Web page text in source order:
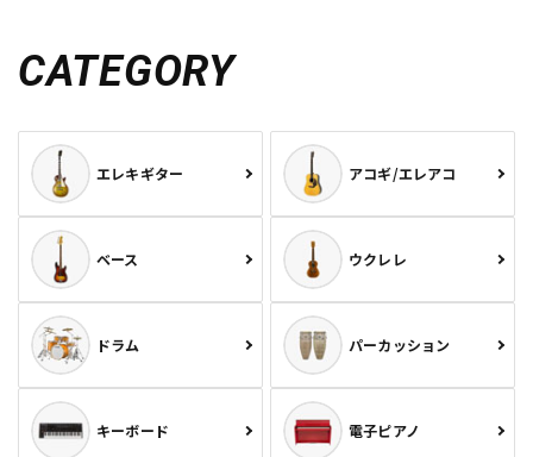
CATEGORY
エレキギター アコギ/エレアコ
ベース ウクレレ
ドラム パーカッション
キーボード 電子ピアノ